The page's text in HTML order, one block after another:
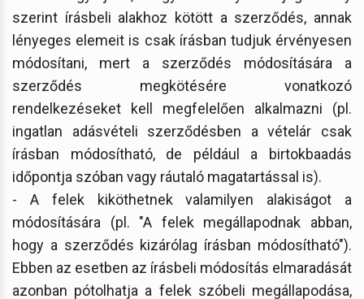
szerint írásbeli alakhoz kötött a szerződés, annak
lényeges elemeit is csak írásban tudjuk érvényesen
módosítani, mert a szerződés módosítására a
szerződés megkötésére vonatkozó
rendelkezéseket kell megfelelően alkalmazni (pl.
ingatlan adásvételi szerződésben a vételár csak
írásban módosítható, de például a birtokbaadás
időpontja szóban vagy ráutaló magatartással is).
- A felek kiköthetnek valamilyen alakiságot a
módosítására (pl. "A felek megállapodnak abban,
hogy a szerződés kizárólag írásban módosítható").
Ebben az esetben az írásbeli módosítás elmaradását
azonban pótolhatja a felek szóbeli megállapodása,